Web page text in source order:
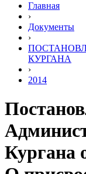
Главная
›
Документы
›
КУРГАНА
›
2014
Кургана